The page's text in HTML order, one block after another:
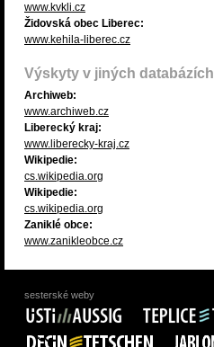
www.kvkli.cz
Židovská obec Liberec:
www.kehila-liberec.cz
Výskyty v jiných databázích
Archiweb:
www.archiweb.cz
Liberecký kraj:
www.liberecky-kraj.cz
Wikipedie:
cs.wikipedia.org
Wikipedie:
cs.wikipedia.org
Zaniklé obce:
www.zanikleobce.cz
sesterské weby